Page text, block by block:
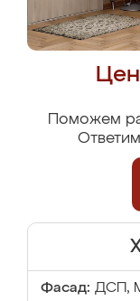
Поможем
Фасад: ДСП,